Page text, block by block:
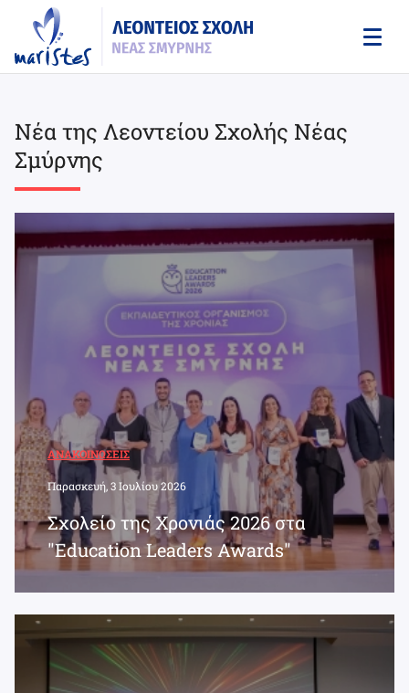
content
Νέα της Λεοντείου Σχολής Νέας
Σμύρνης
ΑΝΑΚΟΙΝΏΣΕΙΣ
Παρασκευή, 3 Ιουλίου 2026
Σχολείο της Χρονιάς 2026 στα
"Education Leaders Awards"